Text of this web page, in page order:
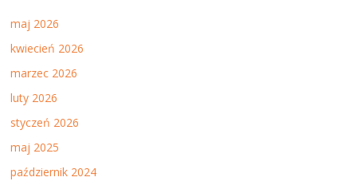
maj 2026
kwiecień 2026
marzec 2026
luty 2026
styczeń 2026
maj 2025
październik 2024